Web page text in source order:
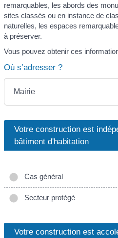
remarquables, les abords des
sites classés ou en instance de
naturelles, les espaces
à préserver.
Vous pouvez obtenir ces
Où s’adresser ?
Mairie
Votre construction est
bâtiment d'habitation
Cas général
Secteur protégé
Votre construction est